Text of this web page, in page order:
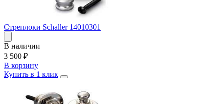
Стреплоки Schaller 14010301
В наличии
3 500 ₽
В корзину
Купить в 1 клик